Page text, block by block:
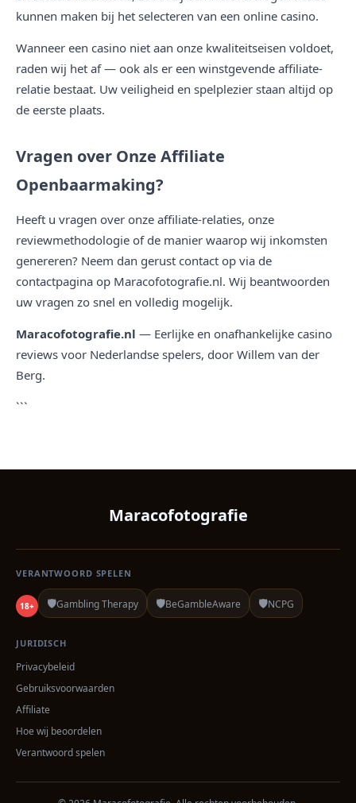
kunnen maken bij het selecteren van een online casino.
Wanneer een casino niet aan onze kwaliteitseisen voldoet,
raden wij het af — ook als er een winstgevende affiliate-
relatie bestaat. Uw veiligheid en spelplezier staan altijd op
de eerste plaats.
Vragen over Onze Affiliate
Openbaarmaking?
Heeft u vragen over onze affiliate-relaties, onze
reviewmethodologie of de manier waarop wij inkomsten
genereren? Neem dan gerust contact op via de
contactpagina op Maracofotografie.nl. Wij beantwoorden
uw vragen zo snel en volledig mogelijk.
Maracofotografie.nl — Eerlijke en onafhankelijke casino
reviews voor Nederlandse spelers, door Willem van der
Berg.
```
Maracofotografie
VERANTWOORD SPELEN
18+ 🛡️Gambling Therapy 🛡️BeGambleAware 🛡️NCPG
JURIDISCH
Privacybeleid
Gebruiksvoorwaarden
Affiliate
Hoe wij beoordelen
Verantwoord spelen